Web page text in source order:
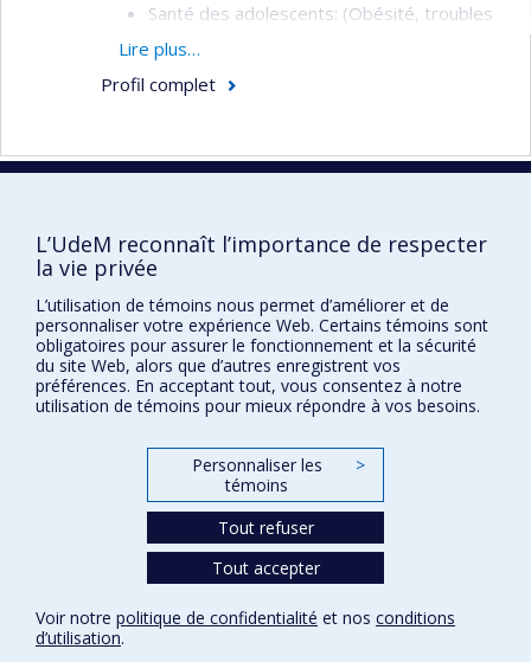
Santé des adolescents: (Obésité, troubles
des comportements alimentaires)
Suivi de deuil
Lire plus…
Profil complet
Faculté des sciences infirmières
Pavillon Marguerite-d'Youville
2375, chemin de la Côte-Sainte-Catherine
Montréal (Québec) H3T 1A8
Lien Google Maps
Nous joindre
Paramètres des témoins
L’UdeM reconnaît l’importance de respecter
la vie privée
L’utilisation de témoins nous permet d’améliorer et de
personnaliser votre expérience Web. Certains témoins sont
obligatoires pour assurer le fonctionnement et la sécurité
du site Web, alors que d’autres enregistrent vos
préférences. En acceptant tout, vous consentez à notre
utilisation de témoins pour mieux répondre à vos besoins.
Personnaliser les
témoins
>
Tout refuser
Tout accepter
Voir notre politique de confidentialité et nos conditions
d’utilisation.